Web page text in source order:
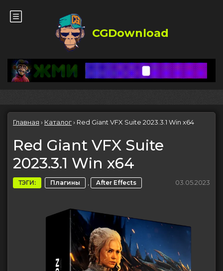
CGDownload
Главная › Каталог› Red Giant VFX Suite 2023.3.1 Win x64
Red Giant VFX Suite
2023.3.1 Win x64
ТЭГИ: Плагины , After Effects 03.05.2023